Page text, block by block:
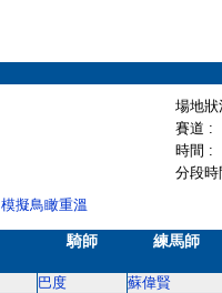
場地
賽道 :
時間 :
分段
模擬鳥瞰重溫
騎師 練馬師
巴度 蘇偉賢